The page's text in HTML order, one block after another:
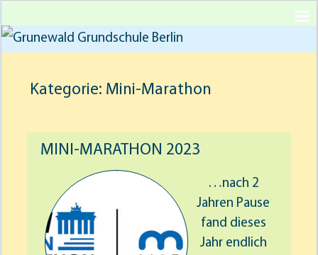
toGrunewald Grundschule
Berlin
Kategorie: Mini-Marathon
MINI-MARATHON 2023
…nach 2
Jahren Pause
fand dieses
Jahr endlich